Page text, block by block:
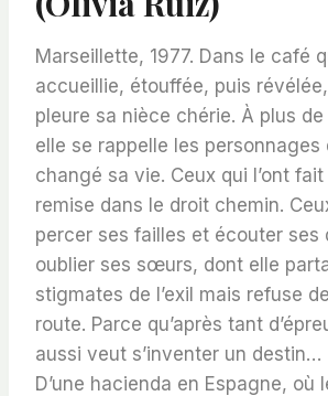
Marseillette, 1977. Dans le café
accueillie, étouffée, puis
pleure sa nièce chérie. À plus
elle se rappelle les personnages
changé sa vie. Ceux qui l’ont fait
remise dans le droit chemin.
percer ses failles et écouter ses
oublier ses sœurs, dont elle
stigmates de l’exil mais refuse
route. Parce qu’après tant
aussi veut s’inventer un destin…
D’une hacienda en Espagne, où